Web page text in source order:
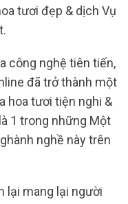
tươi đẹp & dịch Vụ
công nghệ tiên tiến,
đã trở thành một
hoa tươi tiện nghi &
1 trong những Một
nghề này trên
lại mang lại người